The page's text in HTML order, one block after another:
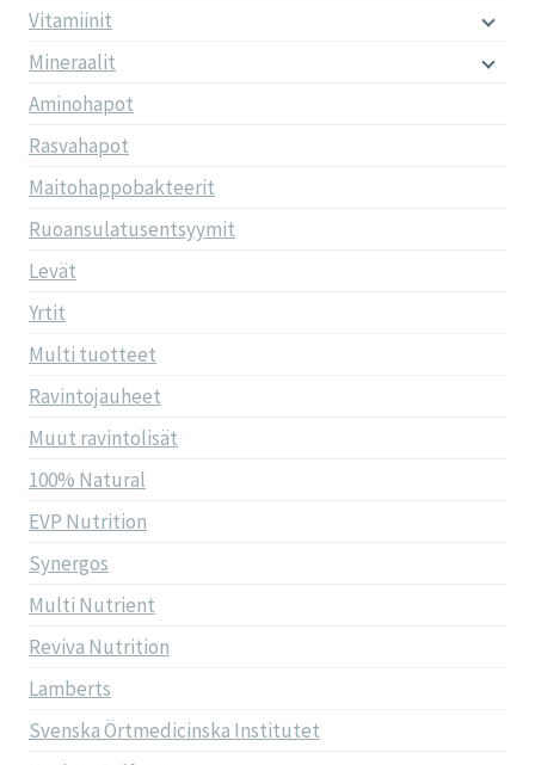
Vitamiinit
Mineraalit
Aminohapot
Rasvahapot
Maitohappobakteerit
Ruoansulatusentsyymit
Levät
Yrtit
Multi tuotteet
Ravintojauheet
Muut ravintolisät
100% Natural
EVP Nutrition
Synergos
Multi Nutrient
Reviva Nutrition
Lamberts
Svenska Örtmedicinska Institutet